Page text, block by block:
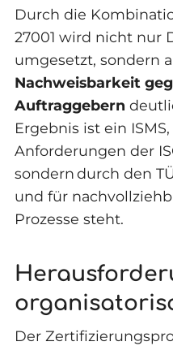
Durch die
27001 wird nicht nur
umgesetzt, sondern
Nachweisbarkeit
Auftraggebern
Ergebnis ist ein
Anforderungen der
sondern durch den
und für
Prozesse steht.
Der